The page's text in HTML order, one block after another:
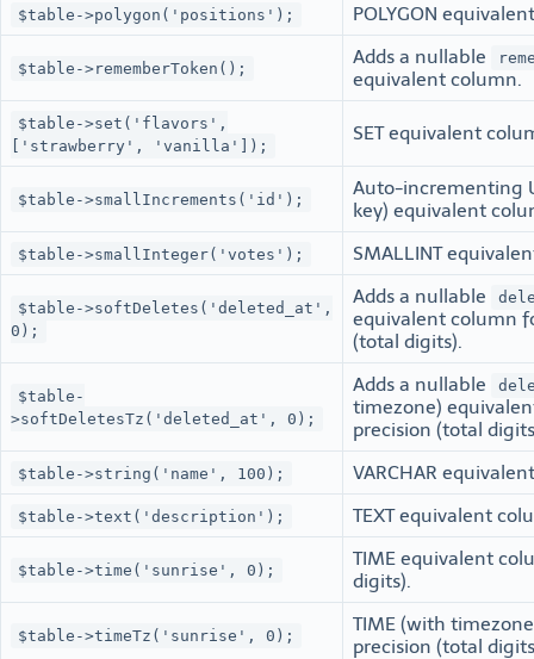
$table->polygon('positions'); POLYGON
$table->rememberToken();
Adds a nullable
equivalent column.
$table->set('flavors',
['strawberry', 'vanilla']);
SET equivalent
$table->smallIncrements('id');
Auto-incrementing
key) equivalent
$table->smallInteger('votes'); SMALLINT
$table->softDeletes('deleted_at',
0);
Adds a nullable
equivalent column
(total digits).
$table-
>softDeletesTz('deleted_at', 0);
Adds a nullable
timezone)
precision (total
$table->string('name', 100); VARCHAR
$table->text('description'); TEXT equivalent
$table->time('sunrise', 0);
TIME equivalent
digits).
$table->timeTz('sunrise', 0);
TIME (with
precision (total